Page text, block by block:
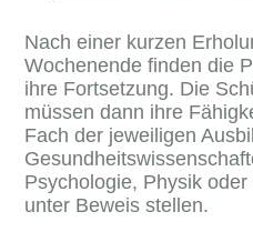
Nach einer kurzen
Wochenende finden die
ihre Fortsetzung. Die
müssen dann ihre
Fach der jeweiligen
Psychologie, Physik
unter Beweis stellen.